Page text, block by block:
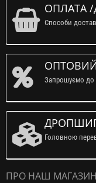
ОПЛАТА
Способи
ОПТОВИЙ
Запрошуємо до
Головною
ПРО НАШ МАГАЗИН